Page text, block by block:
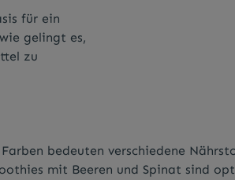
für ein
gelingt es,
zu
bedeuten verschiedene
mit Beeren und Spinat sind